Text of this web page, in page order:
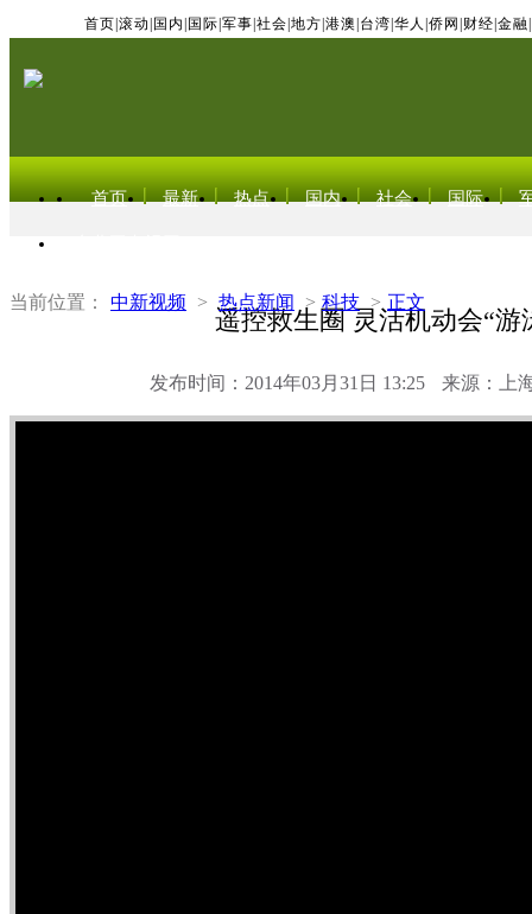
首页 滚动 国内 国际 军事 社会 地方 港澳 台湾 华人 侨网 财经 金融
首页 最新 热点 国内 社会 国际
当前位置： 中新视频 > 热点新闻 > 科技 > 正文
遥控救生圈 灵活机动会“游
发布时间：2014年03月31日 13:25 来源：上